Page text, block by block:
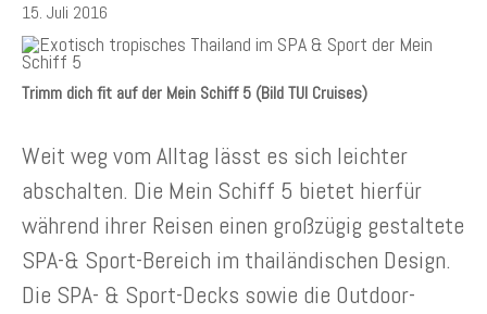
15. Juli 2016
Trimm dich fit auf der Mein Schiff 5 (Bild TUI Cruises)
Weit weg vom Alltag lässt es sich leichter
abschalten. Die Mein Schiff 5 bietet hierfür
während ihrer Reisen einen großzügig gestaltete
SPA-& Sport-Bereich im thailändischen Design.
Die SPA- & Sport-Decks sowie die Outdoor-